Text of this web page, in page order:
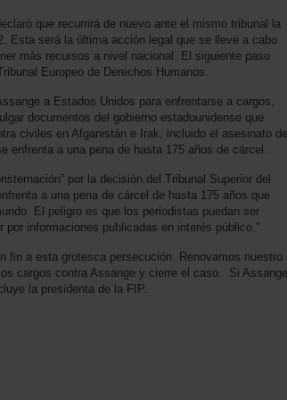
que recurrirá de nuevo ante el mismo tribunal la
Esta será la última acción legal que se lleve a cabo
más recursos a nivel nacional. El siguiente paso
Europeo de Derechos Humanos.
a Estados Unidos para enfrentarse a cargos,
documentos del gobierno estadounidense que
civiles en Afganistán e Irak, incluido el asesinato de
enfrenta a una pena de hasta 175 años de cárcel.
por la decisión del Tribunal Superior del
a una pena de cárcel de hasta 175 años que
El peligro es que los periodistas puedan ser
por informaciones publicadas en interés público."
fin a esta grotesca persecución. Renovamos nuestro
cargos contra Assange y cierre el caso. Si Assange
la presidenta de la FIP.